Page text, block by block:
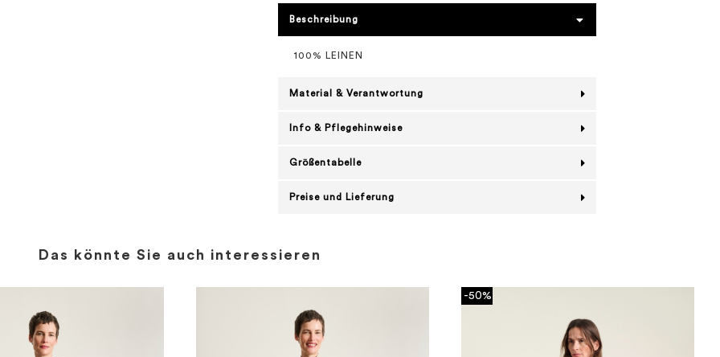
Beschreibung
100% LEINEN
Material & Verantwortung
Info & Pflegehinweise
Größentabelle
Preise und Lieferung
Das könnte Sie auch interessieren
-50%